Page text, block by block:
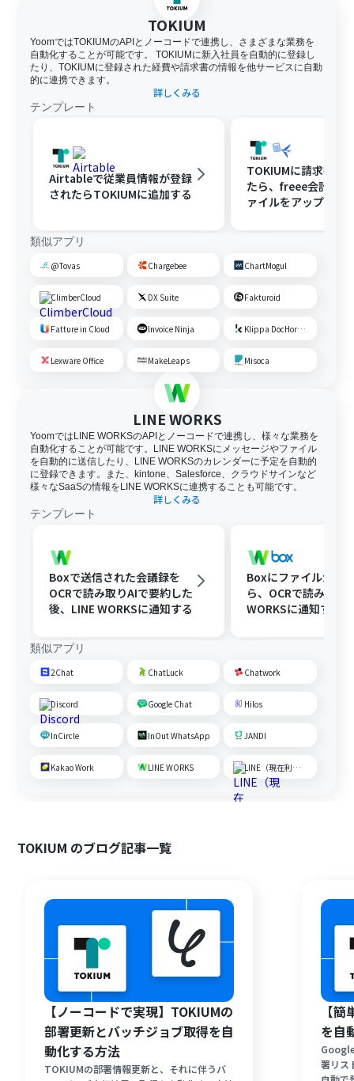
TOKIUM
YoomではTOKIUMのAPIとノーコードで連携し、さまざまな業務を
自動化することが可能です。 TOKIUMに新入社員を自動的に登録し
たり、TOKIUMに登録された経費や請求書の情報を他サービスに自動
的に連携できます。
詳しくみる
テンプレート
Airtableで従業員情報が登録
されたらTOKIUMに追加する
TOKIUMに請求書が
たら、freee会計に
ァイルをアップロー
類似アプリ
@Tovas Chargebee ChartMogul
ClimberCloud DX Suite Fakturoid
Fatture in Cloud Invoice Ninja Klippa DocHorizon
Lexware Office MakeLeaps Misoca
LINE WORKS
YoomではLINE WORKSのAPIとノーコードで連携し、様々な業務を
自動化することが可能です。LINE WORKSにメッセージやファイル
を自動的に送信したり、LINE WORKSのカレンダーに予定を自動的
に登録できます。また、kintone、Salesforce、クラウドサインなど
様々なSaaSの情報をLINE WORKSに連携することも可能です。
詳しくみる
テンプレート
Boxで送信された会議録を
OCRで読み取りAIで要約した
後、LINE WORKSに通知する
Boxにファイルが格
ら、OCRで読み取り
WORKSに通知する
類似アプリ
2Chat ChatLuck Chatwork
Discord Google Chat Hilos
InCircle InOut WhatsApp JANDI
Kakao Work LINE WORKS LINE（現在利用不可）
TOKIUM のブログ記事一覧
【ノーコードで実現】TOKIUMの
部署更新とバッチジョブ取得を自
動化する方法
TOKIUMの部署情報更新と、それに伴うバ
【
を自
署リス